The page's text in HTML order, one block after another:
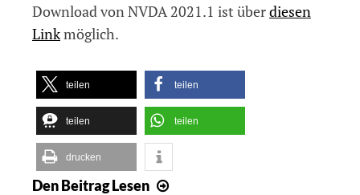
Download von NVDA 2021.1 ist überdiesen
Linkmöglich.
teilen teilen
teilen teilen
drucken
Den BeitragLesen